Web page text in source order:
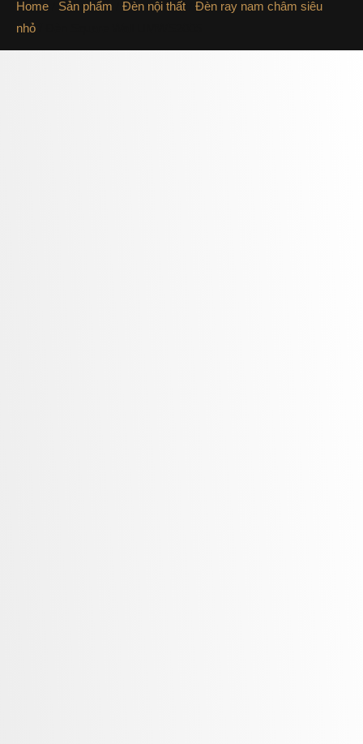
Home Sản phẩm Đèn nội thất
Đèn ray nam châm siêu
nhỏ